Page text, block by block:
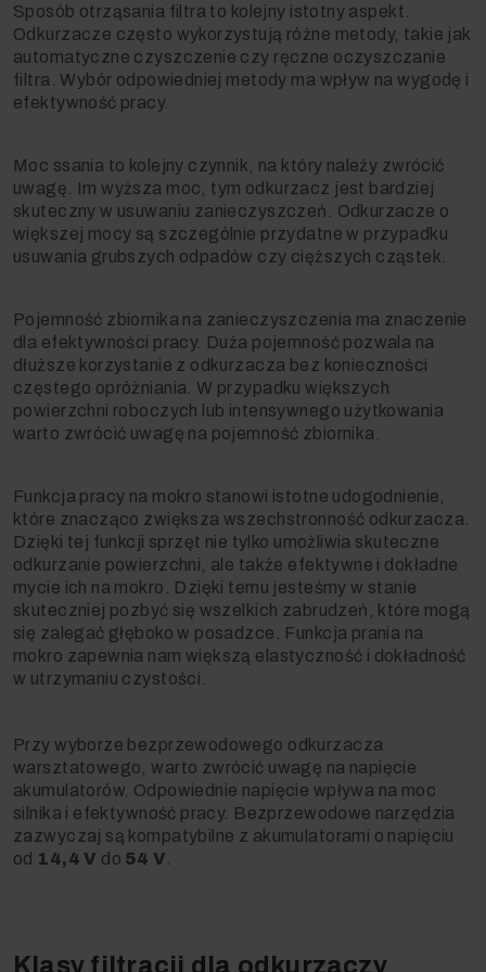
Sposób otrząsania filtra to kolejny istotny aspekt.
Odkurzacze często wykorzystują różne metody, takie jak
automatyczne czyszczenie czy ręczne oczyszczanie
filtra. Wybór odpowiedniej metody ma wpływ na wygodę i
efektywność pracy.
Moc ssania to kolejny czynnik, na który należy zwrócić
uwagę. Im wyższa moc, tym odkurzacz jest bardziej
skuteczny w usuwaniu zanieczyszczeń. Odkurzacze o
większej mocy są szczególnie przydatne w przypadku
usuwania grubszych odpadów czy cięższych cząstek.
Pojemność zbiornika na zanieczyszczenia ma znaczenie
dla efektywności pracy. Duża pojemność pozwala na
dłuższe korzystanie z odkurzacza bez konieczności
częstego opróżniania. W przypadku większych
powierzchni roboczych lub intensywnego użytkowania
warto zwrócić uwagę na pojemność zbiornika.
Funkcja pracy na mokro stanowi istotne udogodnienie,
które znacząco zwiększa wszechstronność odkurzacza.
Dzięki tej funkcji sprzęt nie tylko umożliwia skuteczne
odkurzanie powierzchni, ale także efektywne i dokładne
mycie ich na mokro. Dzięki temu jesteśmy w stanie
skuteczniej pozbyć się wszelkich zabrudzeń, które mogą
się zalegać głęboko w posadzce. Funkcja prania na
mokro zapewnia nam większą elastyczność i dokładność
w utrzymaniu czystości.
Przy wyborze bezprzewodowego odkurzacza
warsztatowego, warto zwrócić uwagę na napięcie
akumulatorów. Odpowiednie napięcie wpływa na moc
silnika i efektywność pracy. Bezprzewodowe narzędzia
zazwyczaj są kompatybilne z akumulatorami o napięciu
od 14,4 V do 54 V.
Klasy filtracji dla odkurzaczy